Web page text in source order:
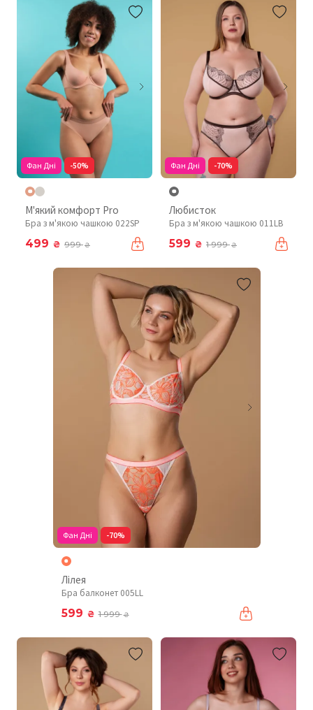
Фан Дні -50%
М'який комфорт Pro
Бра з м'якою чашкою 022SP
499 ₴ 999₴
Фан Дні -70%
Любисток
Бра з м'якою чашкою 011LB
599 ₴ 1 999₴
Фан Дні -70%
Лілея
Бра балконет 005LL
599 ₴ 1 999₴